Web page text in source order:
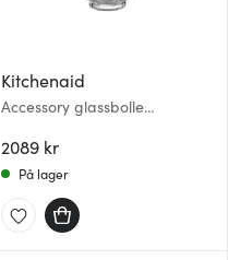
Kitchenaid
Accessory glassbolle
2089 kr
På lager